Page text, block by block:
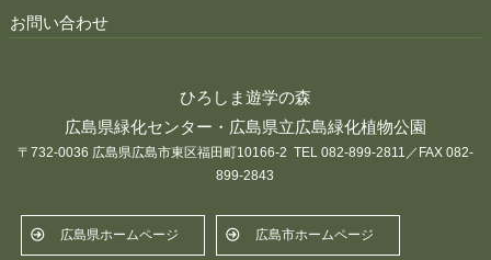
お問い合わせ
ひろしま遊学の森
広島県緑化センター・広島県立広島緑化植物公園
〒732-0036 広島県広島市東区福田町10166-2 TEL 082-899-2811／FAX 082-
899-2843
広島県ホームページ 広島市ホームページ